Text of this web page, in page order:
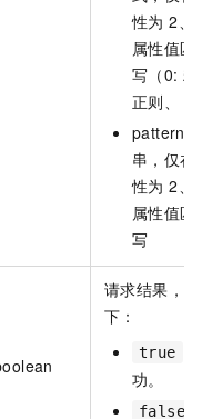
性为 2、
属性值匹
写（0:
正则、
pattern
串，仅在
性为 2、
属性值匹
写
请求结果，
下：
true
功。
false